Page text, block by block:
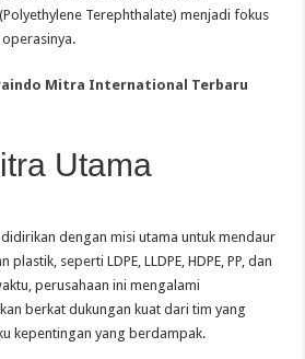
Terephthalate) menjadi fokus
Mitra International Terbaru
Utama
dengan misi utama untuk mendaur
seperti LDPE, LLDPE, HDPE, PP, dan
perusahaan ini mengalami
berkat dukungan kuat dari tim yang
kepentingan yang berdampak.